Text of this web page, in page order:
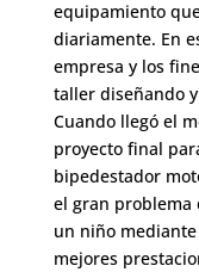
equipamiento
diariamente. En
empresa y los
taller diseñando
Cuando llegó el
proyecto final
bipedestador
el gran problema
un niño
mejores